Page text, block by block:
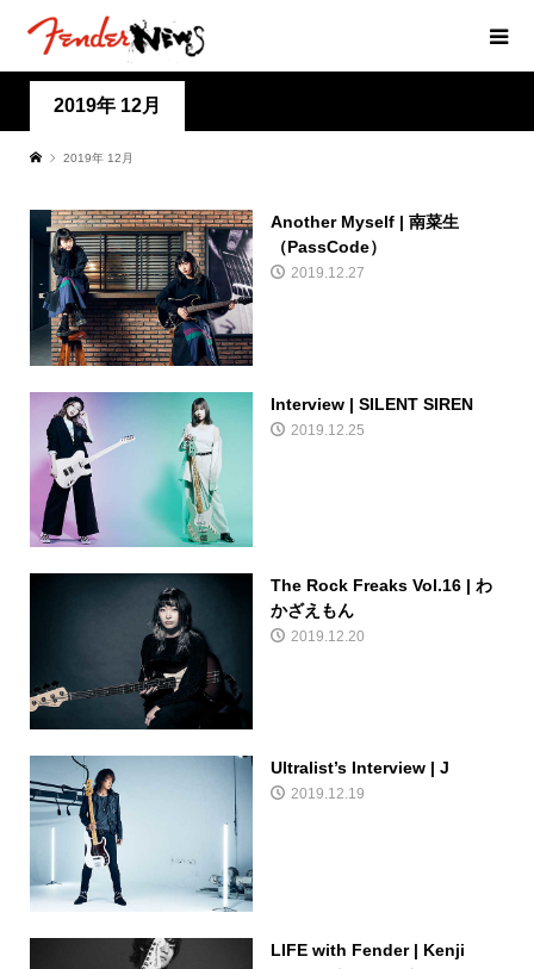
2019年 12月
2019年 12月
Another Myself | 南菜生
（PassCode）
2019.12.27
Interview | SILENT SIREN
2019.12.25
The Rock Freaks Vol.16 | わ
かざえもん
2019.12.20
Ultralist’s Interview | J
2019.12.19
LIFE with Fender | Kenji